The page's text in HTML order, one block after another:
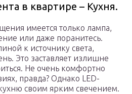
в квартире – Кухня.
имеется только лампа,
или даже поранитесь.
к источнику света,
Это заставляет излишне
Не очень комфортно
правда? Однако LED-
своим ярким свечением.